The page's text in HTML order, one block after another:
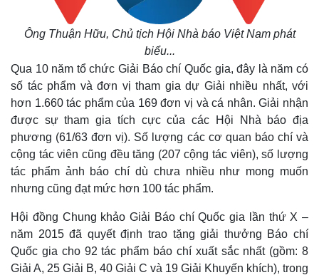
Ông Thuận Hữu, Chủ tịch Hội Nhà báo Việt Nam phát
biểu...
Qua 10 năm tổ chức Giải Báo chí Quốc gia, đây là năm có
số tác phẩm và đơn vị tham gia dự Giải nhiều nhất, với
hơn 1.660 tác phẩm của 169 đơn vị và cá nhân. Giải nhận
được sự tham gia tích cực của các Hội Nhà báo địa
phương (61/63 đơn vị). Số lượng các cơ quan báo chí và
cộng tác viên cũng đều tăng (207 cộng tác viên), số lượng
tác phẩm ảnh báo chí dù chưa nhiều như mong muốn
nhưng cũng đạt mức hơn 100 tác phẩm.
Hội đồng Chung khảo Giải Báo chí Quốc gia lần thứ X –
năm 2015 đã quyết định trao tặng giải thưởng Báo chí
Quốc gia cho 92 tác phẩm báo chí xuất sắc nhất (gồm: 8
Giải A, 25 Giải B, 40 Giải C và 19 Giải Khuyến khích), trong